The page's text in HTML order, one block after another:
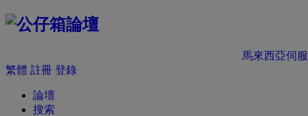
馬來西亞伺
繁體 註冊 登錄
論壇
搜索